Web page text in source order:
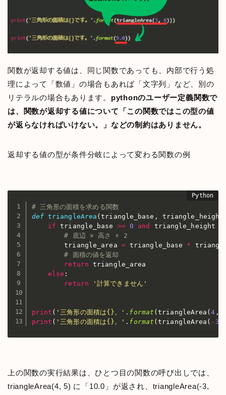
関数が返却する値は、同じ関数であっても、内部で行う処
理によって「数値」の場合もあれば「文字列」など、別の
リテラルの場合もあります。 pythonのユーザー定義関数で
は、関数が返却する値について「この関数ではこの型の値
が返らなければいけない。」などの制約はありません。
返却する値の型が条件分岐によって変わる関数の例
# 三角形の面積を求める関数
def triangleArea (triangle_base , triangle_height
if triangle_base >= 0 and triangle_height
# 底辺 × 高さ ÷ 2
        triangle_area
= triangle_base *
# 面積の値を返却
return triangle_area
else :
return
'計算できません'
print ( '三角形の面積は{}。' . format (triangleArea (4 ,
print ( '三角形の面積は{}。' . format (triangleArea ( - 3
上の関数の実行結果は、ひとつ目の関数の呼び出しでは、
triangleArea(4, 5) に「10.0」が返され、triangleArea(-3,